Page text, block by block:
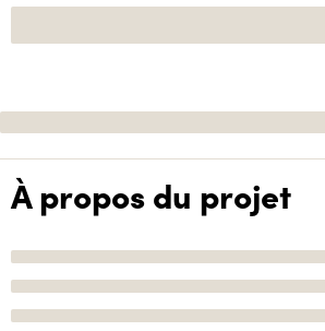
À propos du projet